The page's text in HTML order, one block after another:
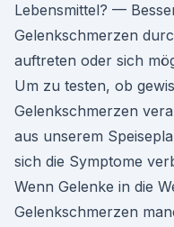
Lebensmittel? —
Gelenkschmerzen
auftreten oder sich
Um zu testen, ob
Gelenkschmerzen
aus unserem
sich die Symptome
Wenn Gelenke in die
Gelenkschmerzen